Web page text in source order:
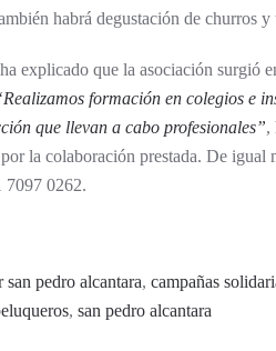
habrá degustación de churros
explicado que la asociación surgió
formación en colegios e
que llevan a cabo profesionales”,
la colaboración prestada. De
7097 0262.
san pedro alcantara, campañas
, san pedro alcantara